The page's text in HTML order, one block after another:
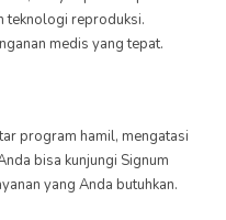
teknologi reproduksi.
medis yang tepat.
program hamil, mengatasi
bisa kunjungi Signum
yang Anda butuhkan.